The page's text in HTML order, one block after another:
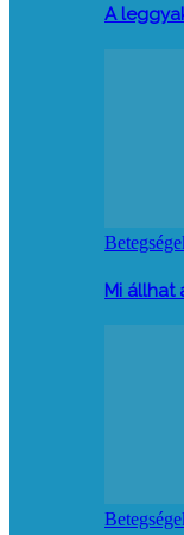
A
Mi állhat